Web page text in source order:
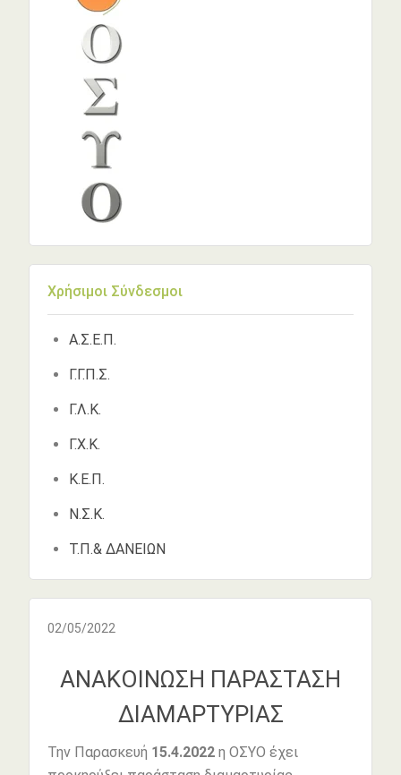
Χρήσιμοι Σύνδεσμοι
Α.Σ.Ε.Π.
Γ.Γ.Π.Σ.
Γ.Λ.Κ.
Γ.Χ.Κ.
Κ.Ε.Π.
Ν.Σ.Κ.
Τ.Π.& ΔΑΝΕΙΩΝ
02/05/2022
ΑΝΑΚΟΙΝΩΣΗ ΠΑΡΑΣΤΑΣΗ
ΔΙΑΜΑΡΤΥΡΙΑΣ
Την Παρασκευή 15.4.2022 η ΟΣΥΟ έχει